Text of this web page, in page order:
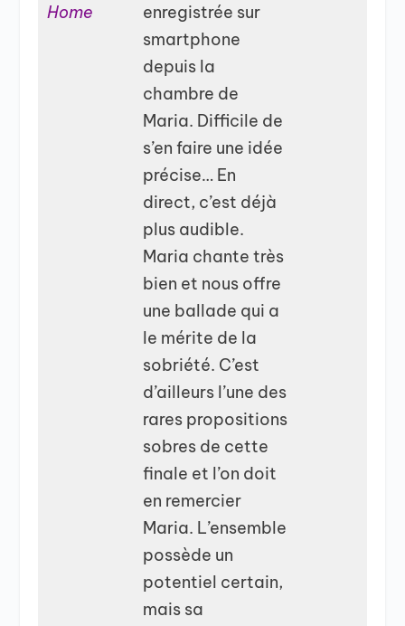
Home
enregistrée sur
smartphone
depuis la
chambre de
Maria. Difficile de
s’en faire une idée
précise… En
direct, c’est déjà
plus audible.
Maria chante très
bien et nous offre
une ballade qui a
le mérite de la
sobriété. C’est
d’ailleurs l’une des
rares propositions
sobres de cette
finale et l’on doit
en remercier
Maria. L’ensemble
possède un
potentiel certain,
mais sa